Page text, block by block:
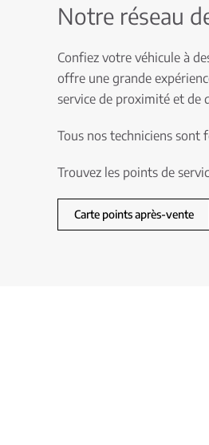
Notre réseau
Confiez votre véhicule à
offre une grande
service de proximité et de
Tous nos techniciens sont
Trouvez les points de
Carte points après-vente